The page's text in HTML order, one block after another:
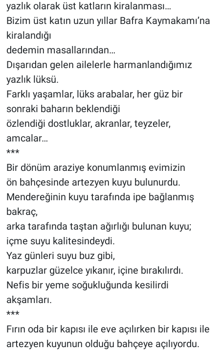
yazlık olarak üst katların kiralanması…
Bizim üst katın uzun yıllar Bafra Kaymakamı’na
kiralandığı
dedemin masallarından…
Dışarıdan gelen ailelerle harmanlandığımız
yazlık lüksü.
Farklı yaşamlar, lüks arabalar, her güz bir
sonraki baharın beklendiği
özlendiği dostluklar, akranlar, teyzeler,
amcalar…
***
Bir dönüm araziye konumlanmış evimizin
ön bahçesinde artezyen kuyu bulunurdu.
Mendereğinin kuyu tarafında ipe bağlanmış
bakraç,
arka tarafında taştan ağırlığı bulunan kuyu;
içme suyu kalitesindeydi.
Yaz günleri suyu buz gibi,
karpuzlar güzelce yıkanır, içine bırakılırdı.
Nefis bir yeme soğukluğunda kesilirdi
akşamları.
***
Fırın oda bir kapısı ile eve açılırken bir kapısı ile
artezyen kuyunun olduğu bahçeye açılıyordu.